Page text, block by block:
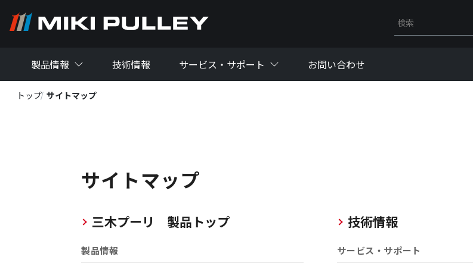
検索キーワード入力
製品情報 技術情報 サービス・サポート お問い合わせ
トップ サイトマップ
サイトマップ
三木プーリ 製品トップ
製品情報
技術情報
サービス・サポート